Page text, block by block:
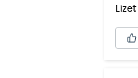
Lizet